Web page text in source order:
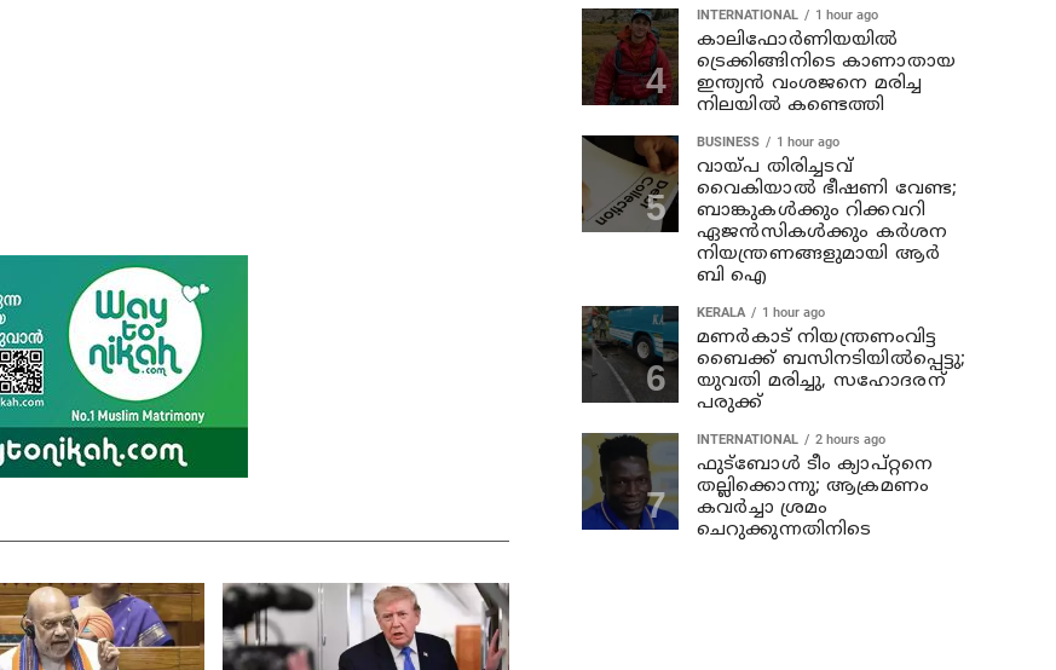
INTERNATIONAL 1 hour ago
കാലിഫോര്‍ണിയയില്‍
ട്രെക്കിങ്ങിനിടെ കാണാതായ
ഇന്ത്യന്‍ വംശജനെ മരിച്ച
നിലയില്‍ കണ്ടെത്തി
BUSINESS 1 hour ago
വായ്പ തിരിച്ചടവ്
വൈകിയാൽ ഭീഷണി വേണ്ട;
ബാങ്കുകൾക്കും റിക്കവറി
ഏജൻസികൾക്കും കർശന
നിയന്ത്രണങ്ങളുമായി ആർ
ബി ഐ
KERALA 1 hour ago
മണര്‍കാട് നിയന്ത്രണംവിട്ട
ബൈക്ക് ബസിനടിയിൽപ്പെട്ടു;
യുവതി മരിച്ചു, സഹോദരന്
പരുക്ക്
INTERNATIONAL 2 hours ago
ഫുട്ബോൾ ടീം ക്യാപ്റ്റനെ
തല്ലിക്കൊന്നു; ആക്രമണം
കവർച്ചാ ശ്രമം
ചെറുക്കുന്നതിനിടെ